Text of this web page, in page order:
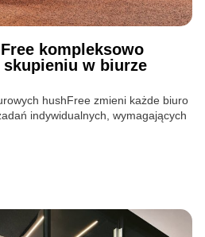
kompleksowo
w biurze
hushFree zmieni każde biuro
indywidualnych, wymagających